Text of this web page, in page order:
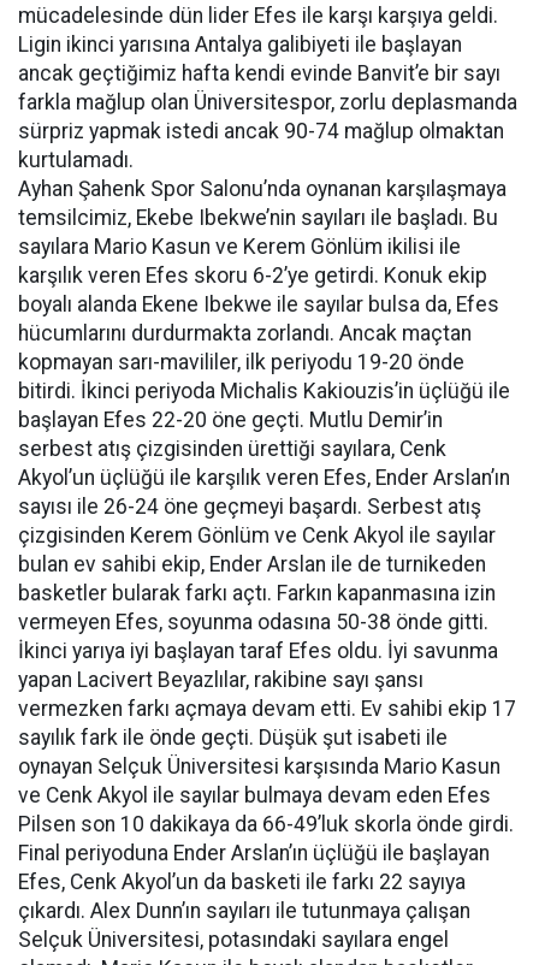
mücadelesinde dün lider Efes ile karşı karşıya geldi.
Ligin ikinci yarısına Antalya galibiyeti ile başlayan
ancak geçtiğimiz hafta kendi evinde Banvit’e bir sayı
farkla mağlup olan Üniversitespor, zorlu deplasmanda
sürpriz yapmak istedi ancak 90-74 mağlup olmaktan
kurtulamadı.
Ayhan Şahenk Spor Salonu’nda oynanan karşılaşmaya
temsilcimiz, Ekebe Ibekwe’nin sayıları ile başladı. Bu
sayılara Mario Kasun ve Kerem Gönlüm ikilisi ile
karşılık veren Efes skoru 6-2’ye getirdi. Konuk ekip
boyalı alanda Ekene Ibekwe ile sayılar bulsa da, Efes
hücumlarını durdurmakta zorlandı. Ancak maçtan
kopmayan sarı-mavililer, ilk periyodu 19-20 önde
bitirdi. İkinci periyoda Michalis Kakiouzis’in üçlüğü ile
başlayan Efes 22-20 öne geçti. Mutlu Demir’in
serbest atış çizgisinden ürettiği sayılara, Cenk
Akyol’un üçlüğü ile karşılık veren Efes, Ender Arslan’ın
sayısı ile 26-24 öne geçmeyi başardı. Serbest atış
çizgisinden Kerem Gönlüm ve Cenk Akyol ile sayılar
bulan ev sahibi ekip, Ender Arslan ile de turnikeden
basketler bularak farkı açtı. Farkın kapanmasına izin
vermeyen Efes, soyunma odasına 50-38 önde gitti.
İkinci yarıya iyi başlayan taraf Efes oldu. İyi savunma
yapan Lacivert Beyazlılar, rakibine sayı şansı
vermezken farkı açmaya devam etti. Ev sahibi ekip 17
sayılık fark ile önde geçti. Düşük şut isabeti ile
oynayan Selçuk Üniversitesi karşısında Mario Kasun
ve Cenk Akyol ile sayılar bulmaya devam eden Efes
Pilsen son 10 dakikaya da 66-49’luk skorla önde girdi.
Final periyoduna Ender Arslan’ın üçlüğü ile başlayan
Efes, Cenk Akyol’un da basketi ile farkı 22 sayıya
çıkardı. Alex Dunn’ın sayıları ile tutunmaya çalışan
Selçuk Üniversitesi, potasındaki sayılara engel